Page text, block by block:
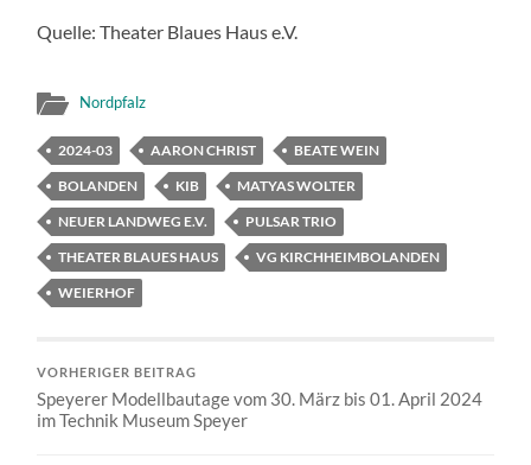
Quelle: Theater Blaues Haus e.V.
Nordpfalz
2024-03 AARON CHRIST
BEATE WEIN
BOLANDEN
KIB
MATYAS WOLTER
NEUER LANDWEG E.V.
PULSAR TRIO
THEATER BLAUES HAUS
VG KIRCHHEIMBOLANDEN
WEIERHOF
VORHERIGER BEITRAG
Speyerer Modellbautage vom 30. März bis 01. April 2024
im Technik Museum Speyer